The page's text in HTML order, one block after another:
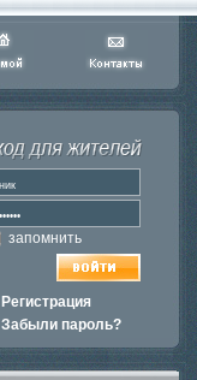
запомнить
Регистрация
Забыли пароль?